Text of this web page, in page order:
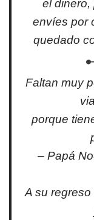
el dinero,
envíes por
quedado
Faltan muy
porque
– Papá
A su